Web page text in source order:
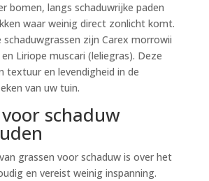
bomen, langs schaduwrijke paden
waar weinig direct zonlicht komt.
schaduwgrassen zijn Carex morrowii
Liriope muscari (leliegras). Deze
textuur en levendigheid in de
van uw tuin.
schaduw
grassen voor schaduw is over het
en vereist weinig inspanning.